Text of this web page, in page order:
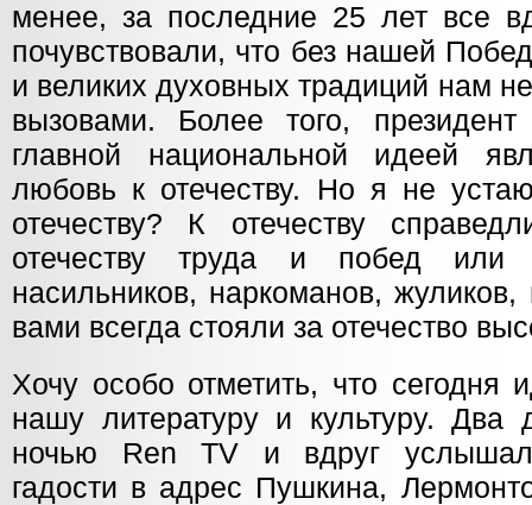
менее, за последние 25 лет все
почувствовали, что без нашей
и великих духовных традиций нам
вызовами. Более того,
главной национальной идеей
любовь к отечеству. Но я не
отечеству? К отечеству
отечеству труда и побед или
насильников, наркоманов,
вами всегда стояли за отечество
Хочу особо отметить, что сегодня
нашу литературу и культуру.
ночью Ren TV и вдруг услышал
гадости в адрес Пушкина,